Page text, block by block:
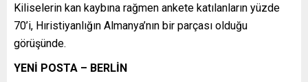
Kiliselerin kan kaybına rağmen ankete katılanların yüzde
70’i, Hıristiyanlığın Almanya’nın bir parçası olduğu
görüşünde.
YENİ POSTA – BERLİN